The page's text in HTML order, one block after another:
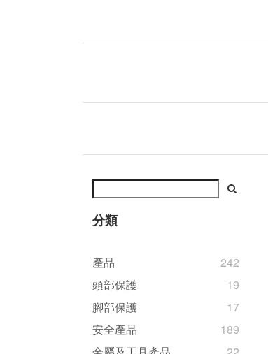
分類
產品
242
頭部保護
19
腳部保護
17
安全產品
189